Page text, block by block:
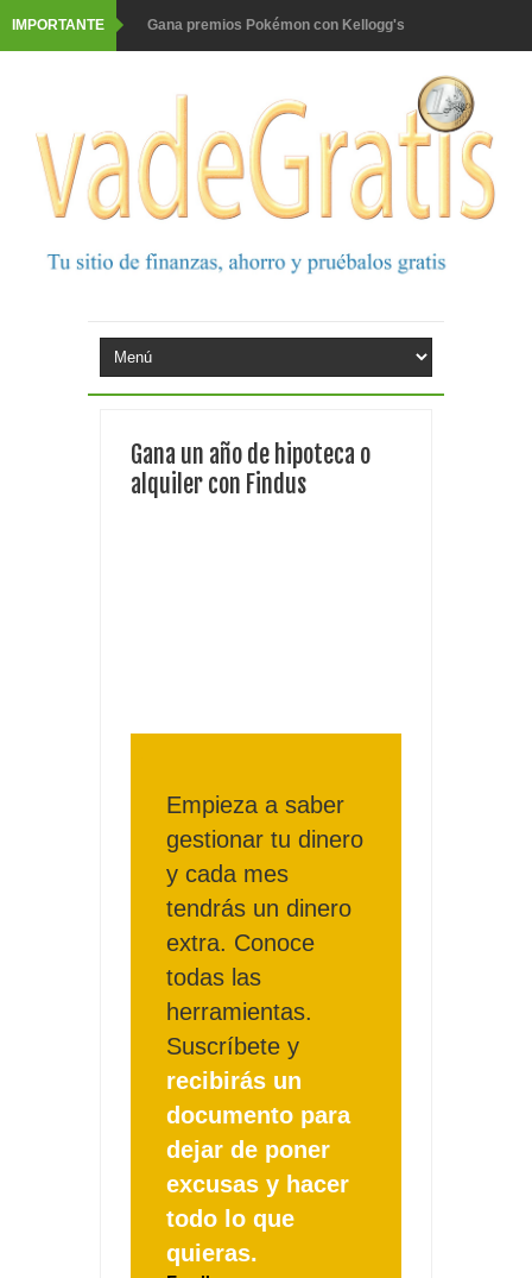
IMPORTANTE Gana premios Pokémon con Kellogg's
Corona te regala un velero inolvidable en velero y más
Comprar Asevi tiene premio, nevera y un año de
productos
El milagrito te lleva a Sevilla
Oreo te da la oportunidad de ganar increíbles premios
Monopoly Doble McDonald's 2026
Gana un año de hipoteca o
alquiler con Findus